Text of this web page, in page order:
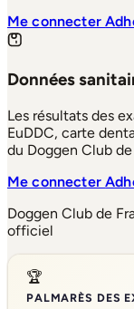
Me connecter
Données
Les résultats des
EuDDC, carte
du Doggen Club
Me connecter
Doggen Club de
officiel
🏆
PALMARÈS DES